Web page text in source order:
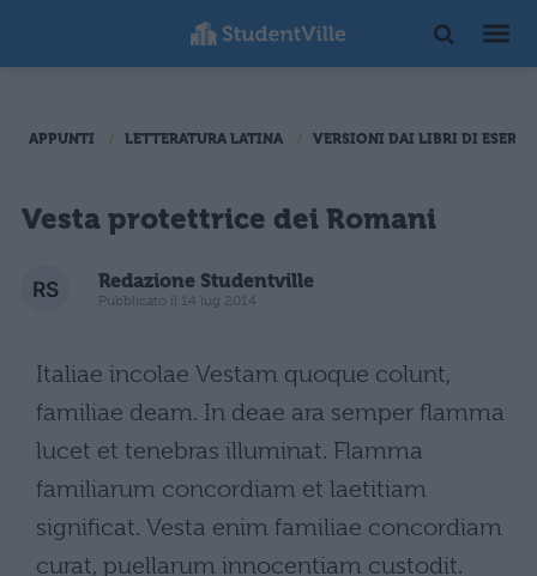
APPUNTI LETTERATURA LATINA VERSIONI DAI LIBRI DI
Vesta protettrice dei Romani
Redazione Studentville
Pubblicato il 14 lug 2014
Italiae incolae Vestam quoque colunt,
familiae deam. In deae ara semper flamma
lucet et tenebras illuminat. Flamma
familiarum concordiam et laetitiam
significat. Vesta enim familiae concordiam
curat, puellarum innocentiam custodit.